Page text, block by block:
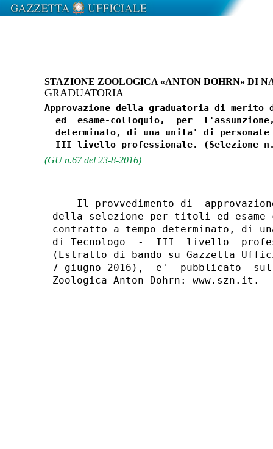
STAZIONE ZOOLOGICA «ANTON DOHRN» DI
GRADUATORIA
Approvazione della graduatoria di
ed  esame-colloquio,  per
determinato, di una unita' di
(GU n.67 del 23-8-2016)
Il provvedimento di
della selezione per titoli ed
contratto a tempo determinato, di
di Tecnologo  -  III  livello
(Estratto di bando su Gazzetta
7 giugno 2016),  e'  pubblicato
Zoologica Anton Dohrn: www.szn.it.